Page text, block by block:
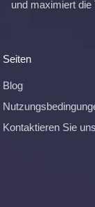
und maximiert die
Seiten
Blog
Kontaktieren Sie uns